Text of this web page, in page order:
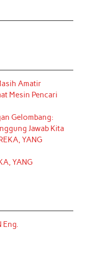
Amatir
Mesin Pencari
Gelombang:
Jawab Kita
YANG
YANG
Eng.